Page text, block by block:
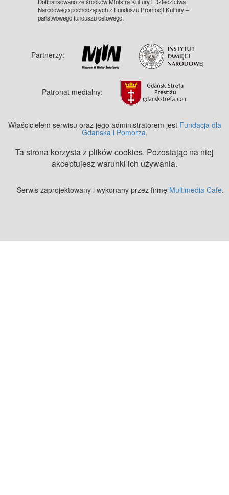
Dofinansowano ze środków Ministra Kultury i Dziedzictwa
Narodowego pochodzących z Funduszu Promocji Kultury –
państwowego funduszu celowego.
Partnerzy:
Patronat medialny:
Właścicielem serwisu oraz jego administratorem jest Fundacja dla
Gdańska i Pomorza.
Ta strona korzysta z plików cookies. Pozostając na niej
akceptujesz warunki ich używania.
Serwis zaprojektowany i wykonany przez firmę Multimedia Cafe.